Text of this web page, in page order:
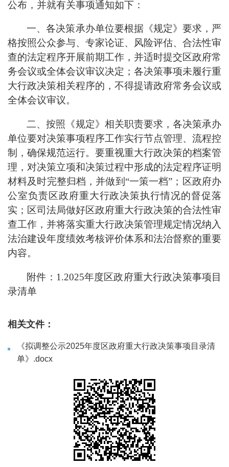
公布，并就有关事项通知如下：
一、各决策承办单位要根据《规定》要求，严
格按照公众参与、专家论证、风险评估、合法性审
查的法定程序开展前期工作，并适时提交区政府常
务会议或全体会议审议决定；各决策事项未履行重
大行政决策相关程序的，不得提请政府常务会议或
全体会议审议。
二、按照《规定》相关职责要求，各决策承办
单位要对决策事项程序工作实行节点管理、流程控
制，确保规范运行。要重视重大行政决策的档案管
理，对决策立项和决策过程中形成的法定程序证明
材料及时完整归档，并做到 “一策一档”；区政府办
公室负责区政府重大行政决策执行情况的督促落
实；区司法局做好区政府重大行政决策的合法性审
查工作，并将落实重大行政决策管理规定情况纳入
法治建设年度绩效考核评价体系和法治督察的重要
内容。
附件：1.2025年度区政府重大行政决策事项目
录清单
相关文件：
《拟调整公示2025年度区政府重大行政决策事项目录清
单》.docx